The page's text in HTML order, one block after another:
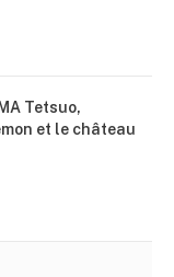
Tetsuo,
et le château